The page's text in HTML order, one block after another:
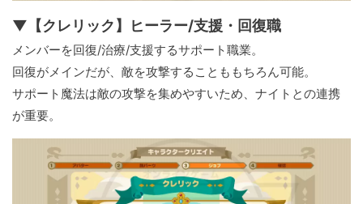
▼【クレリック】ヒーラー/支援・回復職
メンバーを回復/治療/支援するサポート職業。
回復がメインだが、敵を攻撃することももちろん可能。
サポート魔法は敵の攻撃を集めやすいため、ナイトとの連携
が重要。